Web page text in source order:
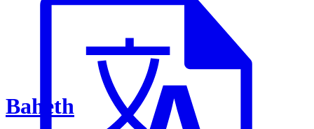
Baheth